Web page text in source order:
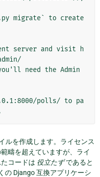
migrate` to create
server and visit h
polls/ to pa
ルを作成します。ライセンス
疇を超えていますが、ライ
コードは 役立たずであると
の Django 互換アプリケーシ